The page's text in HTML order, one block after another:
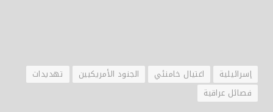
إسرائيلية اغتيال خامنئي الجنود الأمريكيين
تهديدات
فصائل عراقية